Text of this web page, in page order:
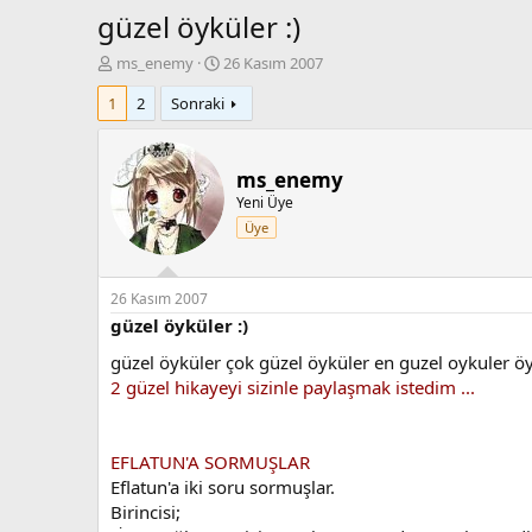
güzel öyküler :)
K
o
b
y
u
b
l
a
t
a
n
ms_enemy
B
a
ş
l
g
ı
a
i
h
26 Kasım 2007
1
2 Sonraki
ms_enemy
Yeni Üye
Üye
26 Kasım 2007
güzel öyküler :)
güzel öyküler çok güzel öyküler en guzel oykuler
2 güzel hikayeyi sizinle paylaşmak istedim ...
EFLATUN'A SORMUŞLAR
Eflatun'a iki soru sormuşlar.
Birincisi;